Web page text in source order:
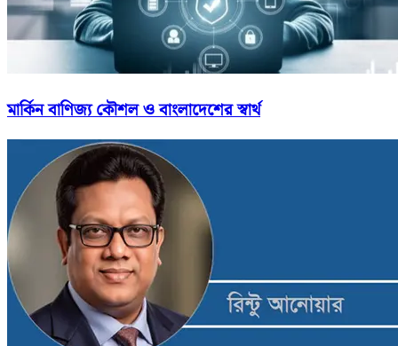
মার্কিন বাণিজ্য কৌশল ও বাংলাদেশের স্বার্থ